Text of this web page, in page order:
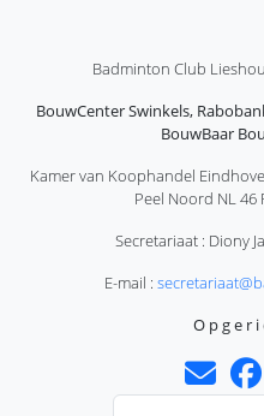
Badminton Club
BouwCenter Swinkels,
BouwBaar
Kamer van Koophandel
Peel Noord NL 46
Secretariaat : Diony
E-mail :
O p g e r
Zoeken